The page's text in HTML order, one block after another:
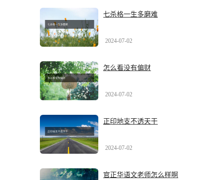
七杀格一生多磨难
2024-07-02
怎么看没有偏财
2024-07-02
正印地支不透天干
2024-07-02
官正华语文老师怎么样啊